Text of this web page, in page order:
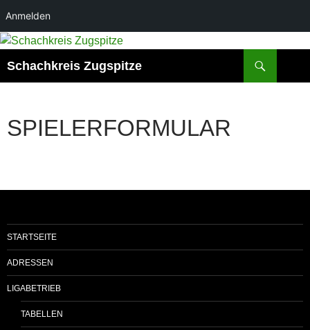
Anmelden
Schachkreis Zugspitze
SPIELERFORMULAR
STARTSEITE
ADRESSEN
LIGABETRIEB
TABELLEN